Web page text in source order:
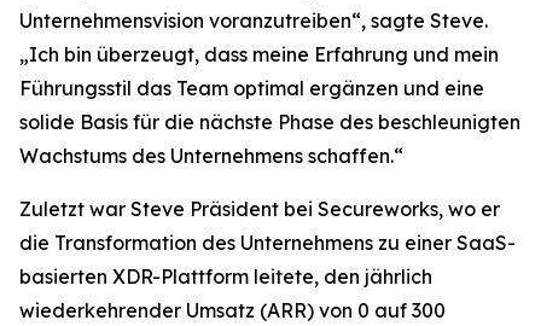
Unternehmensvision voranzutreiben“, sagte Steve.
„Ich bin überzeugt, dass meine Erfahrung und mein
Führungsstil das Team optimal ergänzen und eine
solide Basis für die nächste Phase des beschleunigten
Wachstums des Unternehmens schaffen.“
Zuletzt war Steve Präsident bei Secureworks, wo er
die Transformation des Unternehmens zu einer SaaS-
basierten XDR-Plattform leitete, den jährlich
wiederkehrender Umsatz (ARR) von 0 auf 300